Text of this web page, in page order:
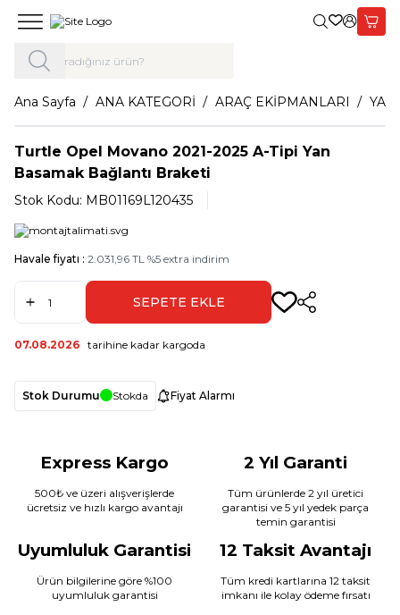
Giriş Yap,
Ana Sayfa ANA KATEGORİ ARAÇ EKİPMANLARI
Turtle Opel Movano 2021-2025 A-Tipi Yan
Basamak Bağlantı Braketi
Stok Kodu: MB01169L120435
Havale fiyatı : 2.031,96 TL %5 extra indirim
SEPETE EKLE Paylaş
07.08.2026 tarihine kadar kargoda
Stok Durumu Stokda Fiyat Alarmı
Express Kargo
500₺ ve üzeri alışverişlerde
ücretsiz ve hızlı kargo avantajı
2 Yıl Garanti
Tüm ürünlerde 2 yıl üretici
garantisi ve 5 yıl yedek parça
temin garantisi
Uyumluluk Garantisi
Ürün bilgilerine göre %100
uyumluluk garantisi
12 Taksit Avantajı
Tüm kredi kartlarına 12 taksit
imkanı ile kolay ödeme fırsatı